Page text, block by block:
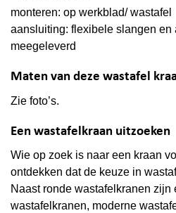
monteren: op werkblad/ wastafel
aansluiting: flexibele slangen en
meegeleverd
Maten van deze wastafel
Zie foto’s.
Een wastafelkraan uitzoeken
Wie op zoek is naar een kraan
ontdekken dat de keuze in
Naast ronde wastafelkranen zijn
wastafelkranen, moderne